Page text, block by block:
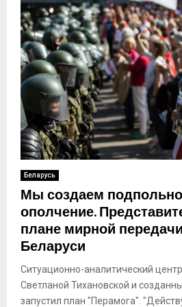
Беларусь
Мы создаем
ополчение.
плане мирной
Беларуси
Ситуационно-аналитический
Светланой Тихановской и
запустил план "Перамога".